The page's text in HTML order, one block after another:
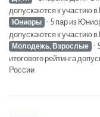
допускаются к участию
Юниоры - 5 пар из
допускаются к участию
Молодежь, Взрослые -
итогового рейтинга
России